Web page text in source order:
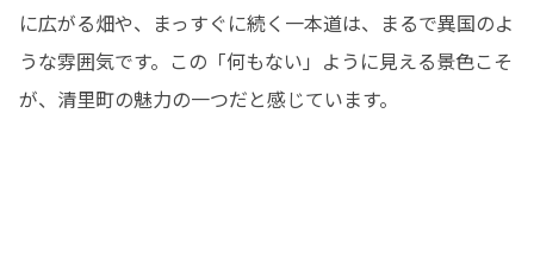
に広がる畑や、まっすぐに続く一本道は、まるで異国のよ
うな雰囲気です。この「何もない」ように見える景色こそ
が、清里町の魅力の一つだと感じています。